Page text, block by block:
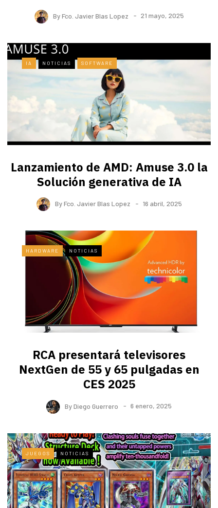
ByFco. Javier Blas Lopez 21 mayo, 2025
IA NOTICIAS SOFTWARE
Lanzamiento de AMD: Amuse 3.0 la
Solución generativa de IA
ByFco. Javier Blas Lopez 16 abril, 2025
HARDWARE NOTICIAS
RCA presentará televisores
NextGen de 55 y 65 pulgadas en
CES 2025
ByDiego Guerrero 6 enero, 2025
JUEGOS NOTICIAS